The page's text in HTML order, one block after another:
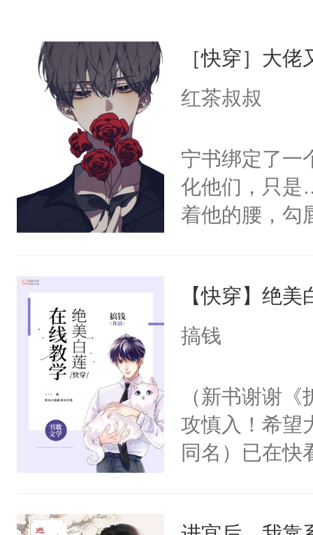
［快穿］大
红茶叔叔
宁书绑定了一
化他们，只是
着他的腰，勾
来，给老公
用力——为你
【快穿】绝
搞钱
（新书谢谢
攻慎入！希望
同名）已在快